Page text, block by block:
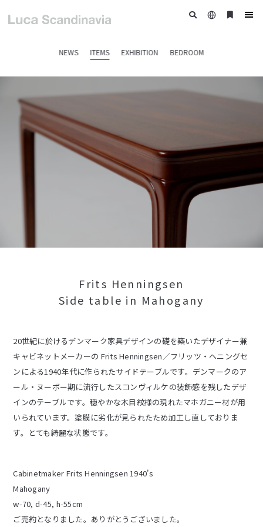
NEWS ITEMS EXHIBITION BEDROOM
日
ブ
ー
Frits Henningsen
Side table in Mahogany
20世紀に於けるデンマーク家具デザインの礎を築いたデザイナー兼
キャビネットメーカーの Frits Henningsen／フリッツ・ヘニングセ
ンによる1940年代に作られたサイドテーブルです。デンマークのア
ール・ヌーボー期に流行したスコンヴィルケの装飾感を残したデザ
インのテーブルです。穏やかな木目紋様の現れたマホガニー材が用
いられています。塗膜に劣化が見られたため加工し直しておりま
す。とても綺麗な状態です。
Cabinetmaker Frits Henningsen 1940's
Mahogany
w-70, d-45, h-55cm
ご売約となりました。ありがとうございました。